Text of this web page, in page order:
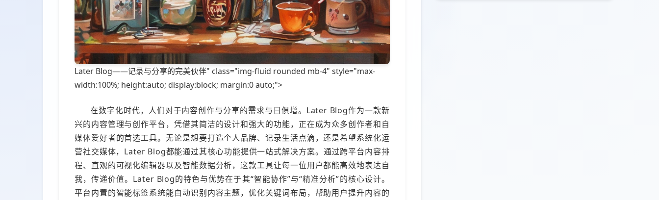
Later Blog——记录与分享的完美伙伴" class="img-fluid rounded mb-4" style="max-
width:100%; height:auto; display:block; margin:0 auto;">
在数字化时代，人们对于内容创作与分享的需求与日俱增。Later Blog作为一款新
兴的内容管理与创作平台，凭借其简洁的设计和强大的功能，正在成为众多创作者和自
媒体爱好者的首选工具。无论是想要打造个人品牌、记录生活点滴，还是希望系统化运
营社交媒体，Later Blog都能通过其核心功能提供一站式解决方案。通过跨平台内容排
程、直观的可视化编辑器以及智能数据分析，这款工具让每一位用户都能高效地表达自
我，传递价值。Later Blog的特色与优势在于其“智能协作”与“精准分析”的核心设计。
平台内置的智能标签系统能自动识别内容主题，优化关键词布局，帮助用户提升内容的